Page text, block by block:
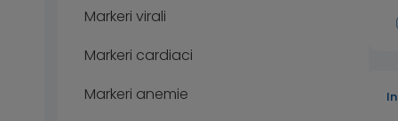
Markeri virali
Markeri cardiaci
Markeri anemie